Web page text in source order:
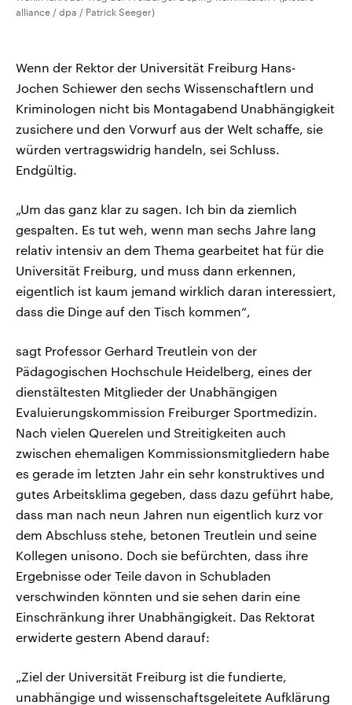
alliance / dpa / Patrick Seeger)
Wenn der Rektor der Universität Freiburg Hans-
Jochen Schiewer den sechs Wissenschaftlern und
Kriminologen nicht bis Montagabend Unabhängigkeit
zusichere und den Vorwurf aus der Welt schaffe, sie
würden vertragswidrig handeln, sei Schluss.
Endgültig.
„Um das ganz klar zu sagen. Ich bin da ziemlich
gespalten. Es tut weh, wenn man sechs Jahre lang
relativ intensiv an dem Thema gearbeitet hat für die
Universität Freiburg, und muss dann erkennen,
eigentlich ist kaum jemand wirklich daran interessiert,
dass die Dinge auf den Tisch kommen“,
sagt Professor Gerhard Treutlein von der
Pädagogischen Hochschule Heidelberg, eines der
dienstältesten Mitglieder der Unabhängigen
Evaluierungskommission Freiburger Sportmedizin.
Nach vielen Querelen und Streitigkeiten auch
zwischen ehemaligen Kommissionsmitgliedern habe
es gerade im letzten Jahr ein sehr konstruktives und
gutes Arbeitsklima gegeben, dass dazu geführt habe,
dass man nach neun Jahren nun eigentlich kurz vor
dem Abschluss stehe, betonen Treutlein und seine
Kollegen unisono. Doch sie befürchten, dass ihre
Ergebnisse oder Teile davon in Schubladen
verschwinden könnten und sie sehen darin eine
Einschränkung ihrer Unabhängigkeit. Das Rektorat
erwiderte gestern Abend darauf:
„Ziel der Universität Freiburg ist die fundierte,
unabhängige und wissenschaftsgeleitete Aufklärung